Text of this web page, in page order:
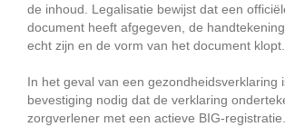
de inhoud. Legalisatie bewijst dat een
document heeft afgegeven, de
echt zijn en de vorm van het document klopt.
In het geval van een gezondheidsverklaring
bevestiging nodig dat de verklaring
zorgverlener met een actieve BIG-